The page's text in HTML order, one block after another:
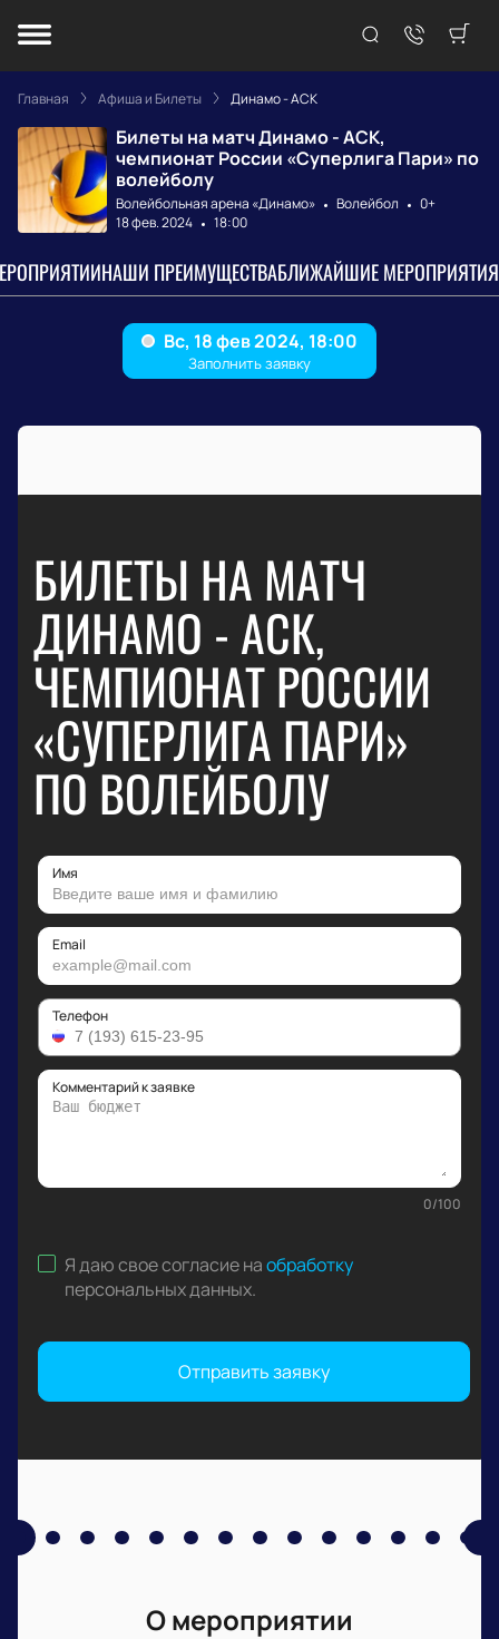
Главная Афиша и Билеты Динамо - АСК
Билеты на матч Динамо - АСК,
чемпионат России «Суперлига Пари» по
волейболу
Волейбольная арена «Динамо» Волейбол
0+
18 фев. 2024
18:00
НАШИ ПРЕИМУЩЕСТВАБЛИЖАЙШИЕ МЕРОПРИЯТИЯ
БИЛЕТЫ НА МАТЧ
ДИНАМО - АСК,
ЧЕМПИОНАТ РОССИИ
«СУПЕРЛИГА ПАРИ»
ПО ВОЛЕЙБОЛУ
Имя
Email
Телефон
Комментарий к заявке
0/100
Я даю свое согласие наобработку
персональных данных.
Отправить заявку
О мероприятии